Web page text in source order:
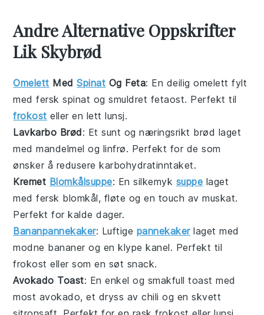
Andre Alternative Oppskrifter
Lik Skybrød
Omelett MedSpinat Og Feta: En deiligomelett fylt
med ferskspinat og smuldret fetaost. Perfekt til
frokost eller en lett lunsj.
Lavkarbo Brød: Et sunt og næringsrikt brød laget
med mandelmel og linfrø. Perfekt for de som
ønsker å redusere karbohydratinntaket.
Kremet Blomkålsuppe: En silkemyk suppe laget
med fersk blomkål, fløte og en touch av muskat.
Perfekt for kalde dager.
Bananpannekaker: Luftige pannekakerlaget med
modne bananer og en klype kanel. Perfekt til
frokost eller som en søt snack.
Avokado Toast: En enkel og smakfulltoast med
most avokado, et dryss avchili og en skvett